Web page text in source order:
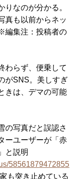
なのが分かる。
真も以前からネッ
編集注：投稿者の
わらず、便乗して
がSNS。美しすぎ
きは、デマの可能
の写真だと誤認さ
ーユーザーが「赤
と説明
58561879472855
も突き止めている